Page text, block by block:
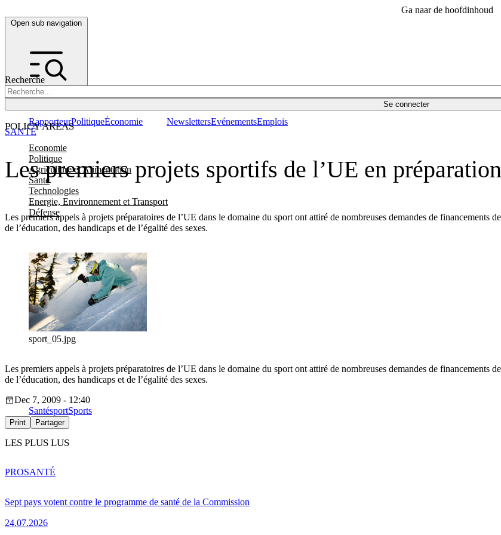
Ga naar de hoofdinhoud
Open sub navigation
Recherche
Se connecter
POLICY AREAS
Economie
Politique
Agriculture et Alimentation
Santé
Technologies
Energie, Environnement et Transport
Défense
RapporteurPolitiqueÉconomie NewslettersEvénementsEmplois
Les premiers projets sportifs de l’UE en préparation
Les premiers appels à projets préparatoires de l’UE dans le domaine du sport ont attiré de nombreuses demandes de financements
de l’éducation, des handicaps et de l’égalité des sexes.
SANTÉ
sport_05.jpg
Les premiers appels à projets préparatoires de l’UE dans le domaine du sport ont attiré de nombreuses demandes de financements
de l’éducation, des handicaps et de l’égalité des sexes.
Dec 7, 2009 - 12:40
SantésportSports
Print Partager
LES PLUS LUS
Sept pays votent contre le programme de santé de la Commission
24.07.2026
PROSANTÉ